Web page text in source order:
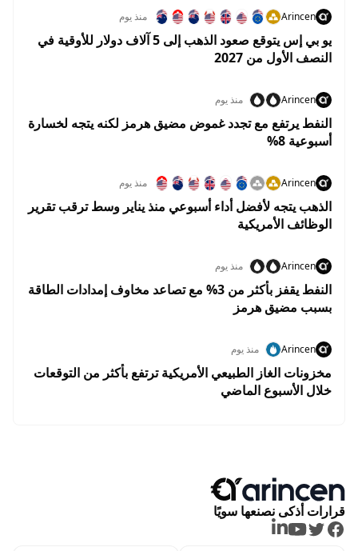
Arincen منذ يوم
يو بي إس يتوقع صعود الذهب إلى 5 آلاف دولار للأوقية في
النصف الأول من 2027
Arincen منذ يوم
النفط يرتفع مع تجدد غموض مضيق هرمز لكنه يتجه لخسارة
أسبوعية 8%
Arincen منذ يوم
الذهب يتجه لأفضل أداء أسبوعي منذ يناير وسط ترقب تقرير
الوظائف الأمريكية
Arincen منذ يوم
النفط يقفز بأكثر من 3% مع تصاعد مخاوف إمدادات الطاقة
بسبب مضيق هرمز
Arincen منذ يوم
مخزونات الغاز الطبيعي الأمريكية ترتفع بأكثر من التوقعات
خلال الأسبوع الماضي
قرارات أذكى نصنعها سويًا
Facebook
Twitter
Youtube
LinkedIn